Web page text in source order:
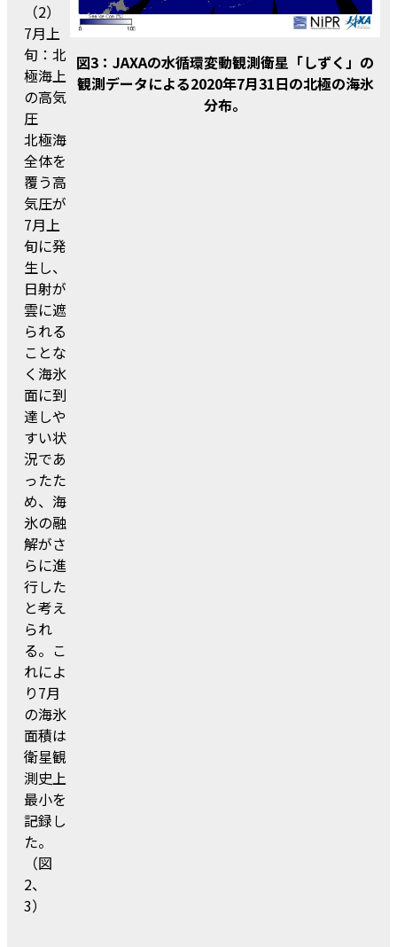
（2）
7月上
旬：北
極海上
の高気
圧
北極海
全体を
覆う高
気圧が
7月上
旬に発
生し、
日射が
雲に遮
られる
ことな
く海氷
面に到
達しや
すい状
況であ
ったた
め、海
氷の融
解がさ
らに進
行した
と考え
られ
る。こ
れによ
り7月
の海氷
面積は
衛星観
測史上
最小を
記録し
た。
（図
2、
3）
図3：JAXAの水循環変動観測衛星「しずく」の
観測データによる2020年7月31日の北極の海氷
分布。